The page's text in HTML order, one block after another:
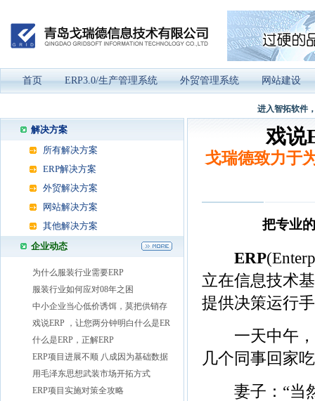
首页 ERP3.0/生产管理系统 外贸管理系统 网站建设
进入智拓软件，
戏说
戈瑞德致力于
把专业
ERP
立在信息技术
提供决策运行
一天中午，
几个同事回家
妻子：“当然
解决方案
所有解决方案
ERP解决方案
外贸解决方案
网站解决方案
其他解决方案
企业动态
为什么服装行业需要ERP
服装行业如何应对08年之困
中小企业当心低价诱饵，莫把供销存
戏说ERP ，让您两分钟明白什么是ER
什么是ERP，正解ERP
ERP项目进展不顺 八成因为基础数据
用毛泽东思想武装市场开拓方式
ERP项目实施对策全攻略